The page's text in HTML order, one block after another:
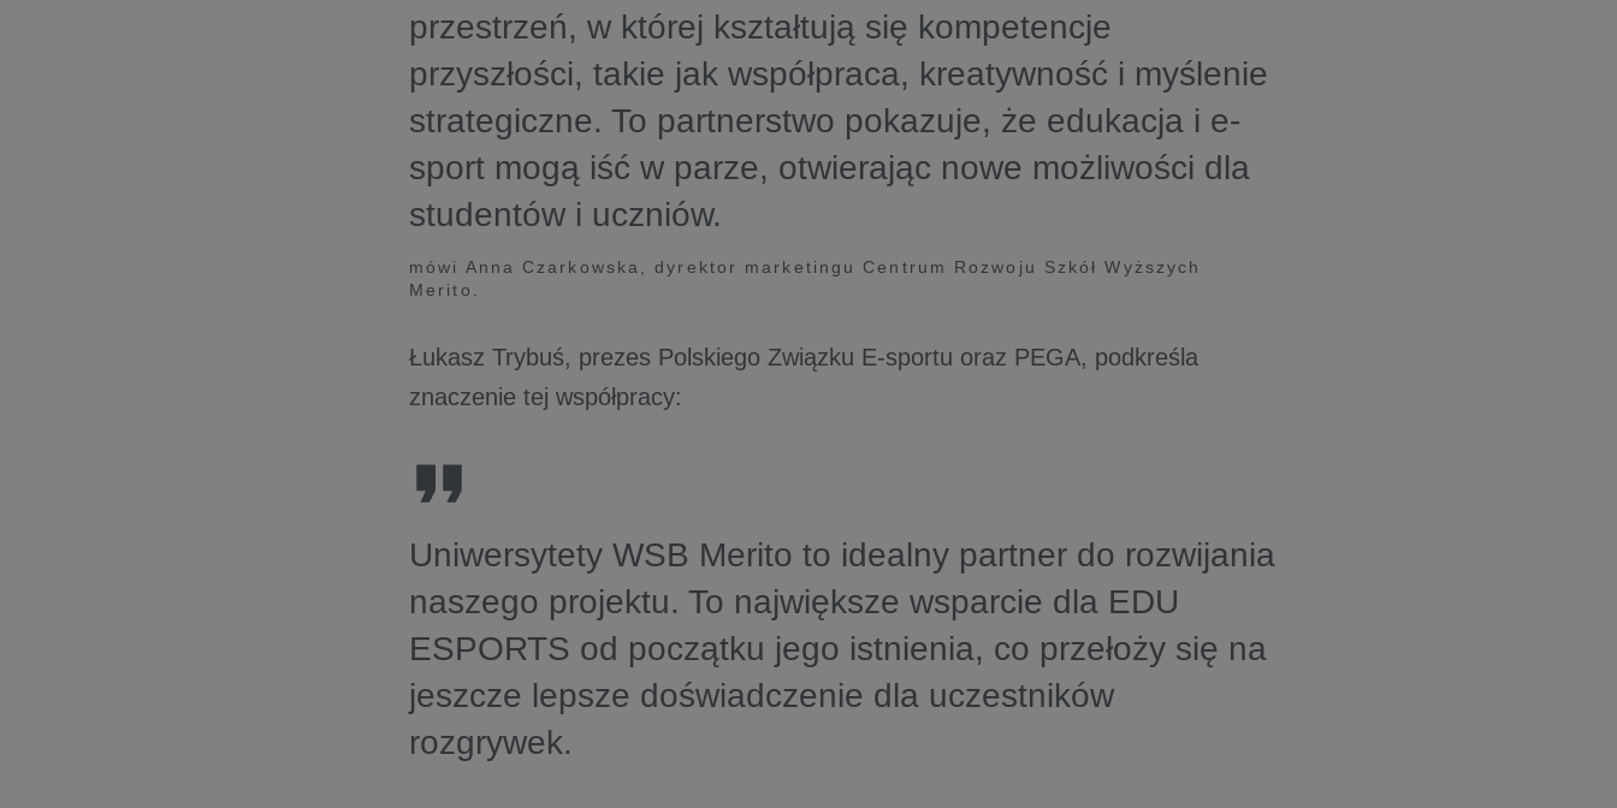
przestrzeń, w której kształtują się kompetencje
przyszłości, takie jak współpraca, kreatywność i myślenie
strategiczne. To partnerstwo pokazuje, że edukacja i e-
sport mogą iść w parze, otwierając nowe możliwości dla
studentów i uczniów.
mówi Anna Czarkowska, dyrektor marketingu Centrum Rozwoju Szkół Wyższych
Merito.
Łukasz Trybuś, prezes Polskiego Związku E-sportu oraz PEGA, podkreśla
znaczenie tej współpracy:
Uniwersytety WSB Merito to idealny partner do rozwijania
naszego projektu. To największe wsparcie dla EDU
ESPORTS od początku jego istnienia, co przełoży się na
jeszcze lepsze doświadczenie dla uczestników
rozgrywek.